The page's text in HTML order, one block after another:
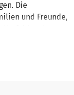
Die
und Freunde,
und